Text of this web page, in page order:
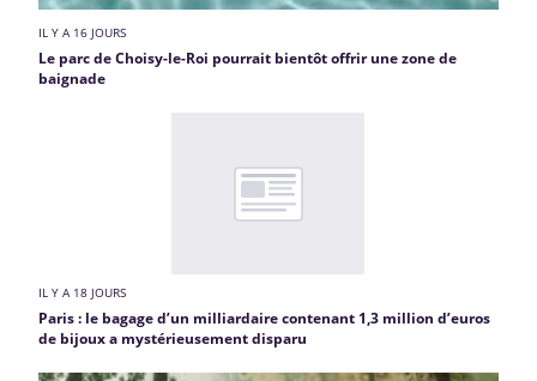
IL Y A 16 JOURS
Le parc de Choisy-le-Roi pourrait bientôt offrir une zone de
baignade
IL Y A 18 JOURS
Paris : le bagage d’un milliardaire contenant 1,3 million d’euros
de bijoux a mystérieusement disparu